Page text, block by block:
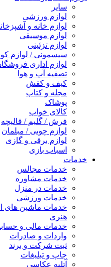
سایر
لوازم ورزشی
لوازم خانه و
لوازم موسیقی
لوازم تزئینی
سیسمونی / لوازم
لوازم اداری
تصفیه آب و هوا
کیف و کفش
مجله و کتاب
پوشاک
کالای خواب
فرش / گلیم / قالیچه
لوازم چوبی / مبلمان
لوازم برقی و گازی
اسباب بازی
خدمات
خدمات مجالس
خدمات مشاوره
خدمات در منزل
خدمات ورزشی
خدمات ماشین های
هنری
خدمات مالی و
واردات و صادرات
ثبت شرکت و برند
چاپ و تبلیغات
آتلیه عکاسی